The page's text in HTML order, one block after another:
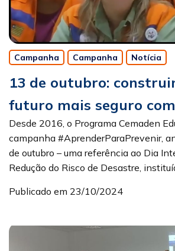
Campanha Campanha Notícia
13 de outubro:
futuro mais seguro
Desde 2016, o Programa Cemaden
campanha #AprenderParaPrevenir,
de outubro – uma referência ao Dia
Redução do Risco de Desastre,
Publicado em 23/10/2024